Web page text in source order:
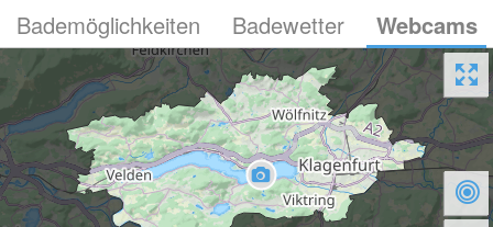
Bademöglichkeiten Badewetter Webcams